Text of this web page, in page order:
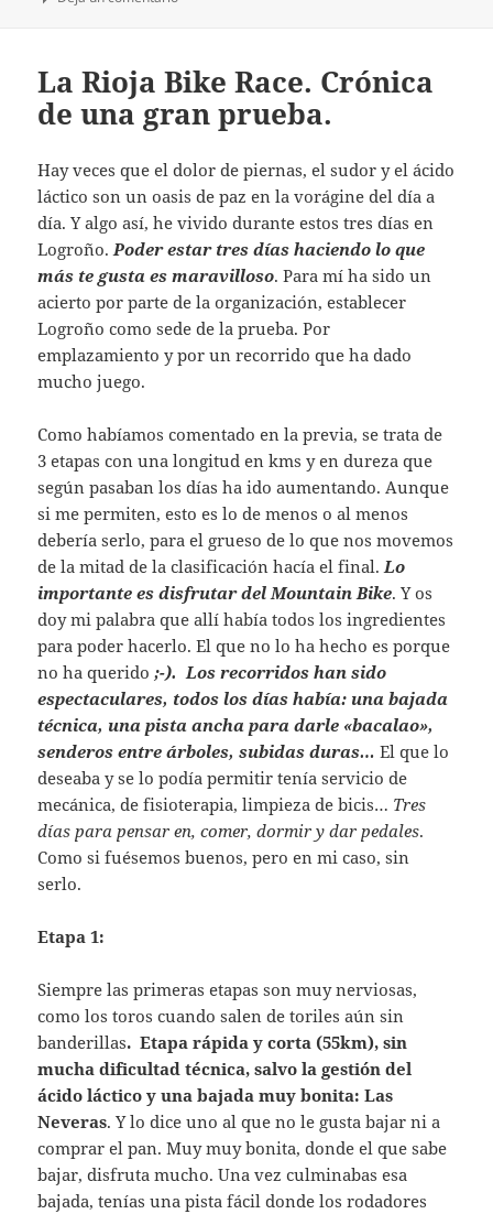
La Rioja Bike Race. Crónica
de una gran prueba.
Hay veces que el dolor de piernas, el sudor y el ácido
láctico son un oasis de paz en la vorágine del día a
día. Y algo así, he vivido durante estos tres días en
Logroño.Poder estar tres días haciendo lo que
más te gusta es maravilloso. Para mí ha sido un
acierto por parte de la organización, establecer
Logroño como sede de la prueba. Por
emplazamiento y por un recorrido que ha dado
mucho juego.
Como habíamos comentado en la previa, se trata de
3 etapas con una longitud en kms y en dureza que
según pasaban los días ha ido aumentando. Aunque
si me permiten, esto es lo de menos o al menos
debería serlo, para el grueso de lo que nos movemos
de la mitad de la clasificación hacía el final.Lo
importante es disfrutar del Mountain Bike. Y os
doy mi palabra que allí había todos los ingredientes
para poder hacerlo. El que no lo ha hecho es porque
no ha querido;-). Los recorridos han sido
espectaculares, todos los días había: una bajada
técnica, una pista ancha para darle «bacalao»,
senderos entre árboles, subidas duras…El que lo
deseaba y se lo podía permitir tenía servicio de
mecánica, de fisioterapia, limpieza de bicis… Tres
días para pensar en, comer, dormir y dar pedales.
Como si fuésemos buenos, pero en mi caso, sin
serlo.
Etapa 1:
Siempre las primeras etapas son muy nerviosas,
como los toros cuando salen de toriles aún sin
banderillas. Etapa rápida y corta (55km), sin
mucha dificultad técnica, salvo la gestión del
ácido láctico y una bajada muy bonita: Las
Neveras. Y lo dice uno al que no le gusta bajar ni a
comprar el pan. Muy muy bonita, donde el que sabe
bajar, disfruta mucho. Una vez culminabas esa
bajada, tenías una pista fácil donde los rodadores